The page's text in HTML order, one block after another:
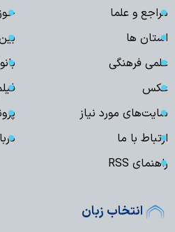
مراجع و علما
استان ها
علمی فرهنگی
عکس
سایت‌های مورد نیاز
ارتباط با ما
راهنمای RSS
انتخاب زبان